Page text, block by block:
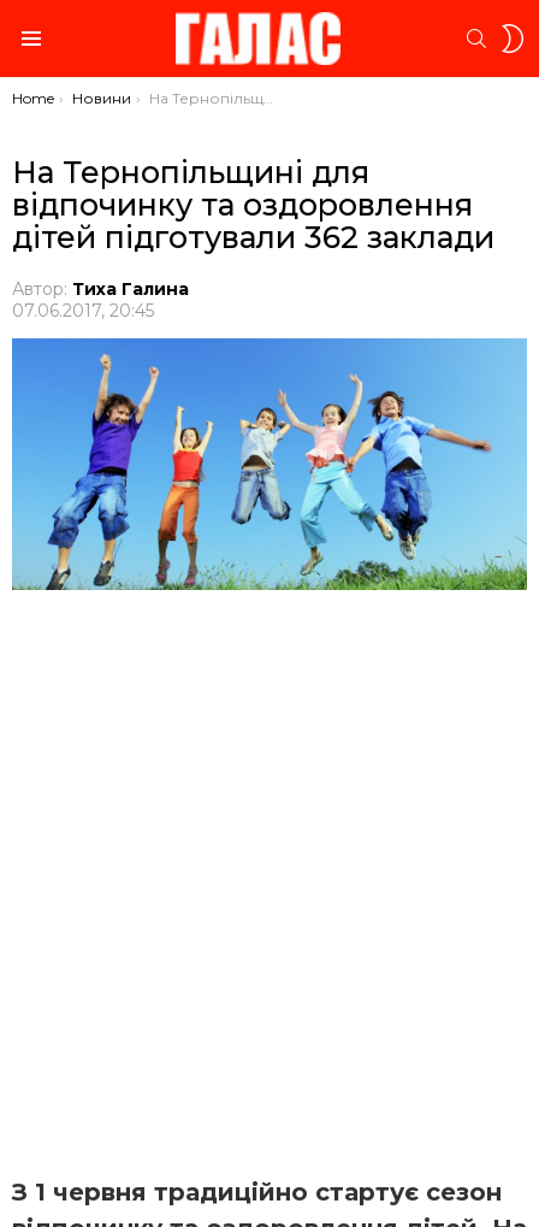
You are here:
Home Новини На Тернопільщині для відпочинку та оздоровлення дітей підготували 362 заклади
На Тернопільщині для
відпочинку та оздоровлення
дітей підготували 362 заклади
Автор: Тиха Галина
07.06.2017, 20:45
З 1 червня традиційно стартує сезон